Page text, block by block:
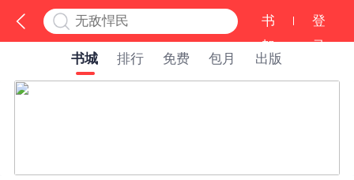
书
架
登
录
书城
排行 免费 包月 出版